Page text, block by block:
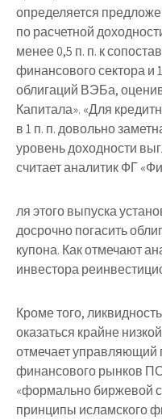
определяется
по расчетной
менее 0,5 п. п. к
финансового сектора и
облигаций ВЭБа,
Капитала». «Для
в 1 п. п. довольно
уровень доходности
считает аналитик ФГ
ля этого выпуска
досрочно погасить
купона. Как отмечают
инвестора
Кроме того,
оказаться крайне
отмечает управляющий
финансового рынков
«формально биржевой
принципы исламского